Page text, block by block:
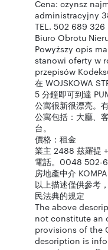
Cena: czynsz
administracyjny
TEL. 502 689 326
Biuro Obrotu
Powyższy opis
stanowi oferty w
przepisów
在 WOJSKOWA
5 分鐘即可到達
公寓很新很漂亮。有
公寓包括：大廳、
台。
價格：租金
業主 2488 茲羅提
電話。0048 502-
房地產中介
以上描述僅供參考
民法典的規定
The above
not constitute an
provisions of the
description is